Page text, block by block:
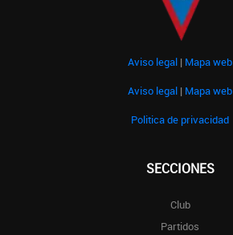
Aviso legal | Mapa web
Aviso legal | Mapa web
Politica de privacidad
SECCIONES
Club
Partidos